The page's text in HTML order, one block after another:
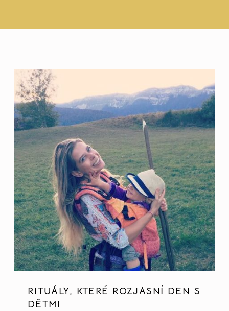
RITUÁLY, KTERÉ ROZJASNÍ DEN S
DĚTMI